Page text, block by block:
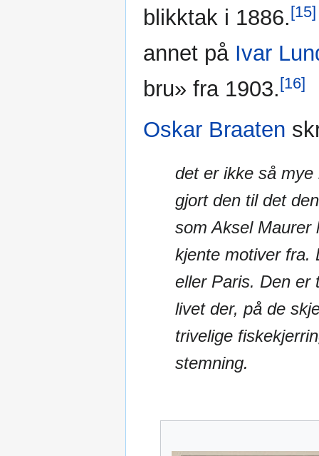
blikktak i 1886.[15]
annet på Ivar
bru» fra 1903.[16]
Oskar Braaten
det er ikke så
gjort den til det
som Aksel
kjente motiver fra.
eller Paris. Den er
livet der, på de
trivelige
stemning.